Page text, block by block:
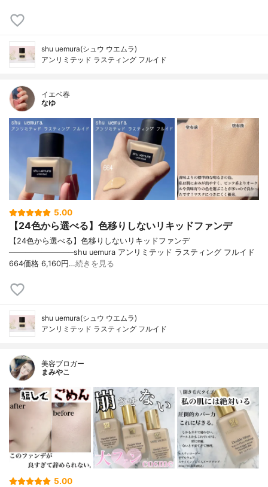
shu uemura(シュウ ウエムラ)
アンリミテッド ラスティング フルイド
イエベ春
なゆ
5.00
【24色から選べる】色移りしないリキッドファンデ
【24色から選べる】色移りしないリキッドファンデ
────────────shu uemura アンリミテッド ラスティング フルイド
664価格 6,160円…続きを見る
shu uemura(シュウ ウエムラ)
アンリミテッド ラスティング フルイド
美容ブロガー
まみやこ
5.00